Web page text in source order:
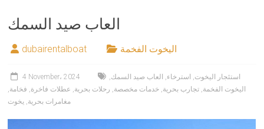
العاب صيد السمك
dubairentalboat اليخوت الفخمة
4 November، 2024 استئجار اليخوت, استرخاء, العاب صيد السمك,
اليخوت الفخمة, تجارب بحرية, خدمات مخصصة, رحلات بحرية, عطلات فاخرة, فخامة,
مغامرات بحرية, يخوت